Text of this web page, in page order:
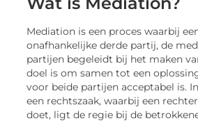
Mediation is een proces waarbij
onafhankelijke derde partij, de
partijen begeleidt bij het maken
doel is om samen tot een
voor beide partijen acceptabel is.
een rechtszaak, waarbij een
doet, ligt de regie bij de